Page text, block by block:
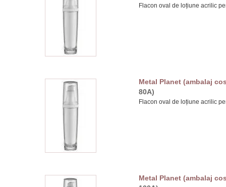
Flacon oval de loțiune acrilic
Metal Planet (ambalaj
80A)
Flacon oval de loțiune acrilic
Metal Planet (ambalaj